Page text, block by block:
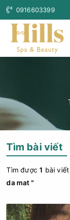
0916603399
Tìm bài viết
Tìm được1 bài
da mat "